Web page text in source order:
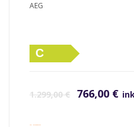
AEG
C
1.299,00€ 766,00 €
inkl. Versandkosten